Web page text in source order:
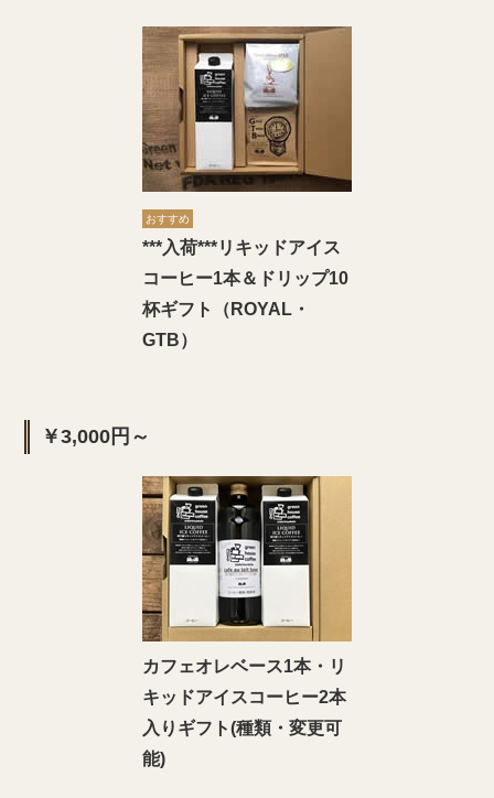
おすすめ
***入荷***リキッドアイス
コーヒー1本＆ドリップ10
杯ギフト（ROYAL・
GTB）
￥3,000円～
カフェオレベース1本・リ
キッドアイスコーヒー2本
入りギフト(種類・変更可
能)